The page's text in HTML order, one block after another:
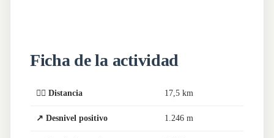
Ficha de la actividad
🏃‍♂️ Distancia 17,5 km
↗️ Desnivel positivo 1.246 m